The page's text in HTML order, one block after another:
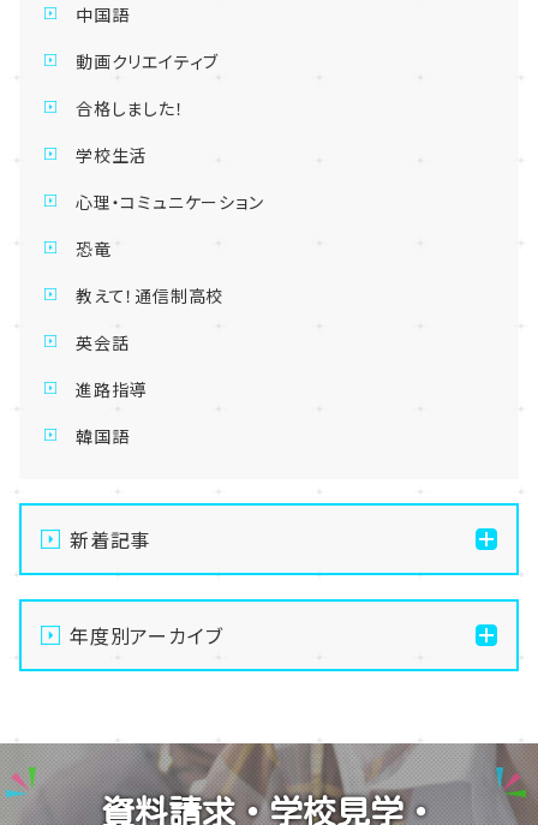
中国語
動画クリエイティブ
合格しました！
学校生活
心理・コミュニケーション
恐竜
教えて！通信制高校
英会話
進路指導
韓国語
新着記事
【名古屋】🌺転入生・編入生 出願受付中🌺
【名古屋】🏫名古屋学習センター・スクーリング🏫
【名古屋】🎐2026年・夏季閉校期間のお知らせ🎐
【名古屋】🎐2026年8月スタート🎐
年度別アーカイブ
2025
2024
資料請求・学校見学・